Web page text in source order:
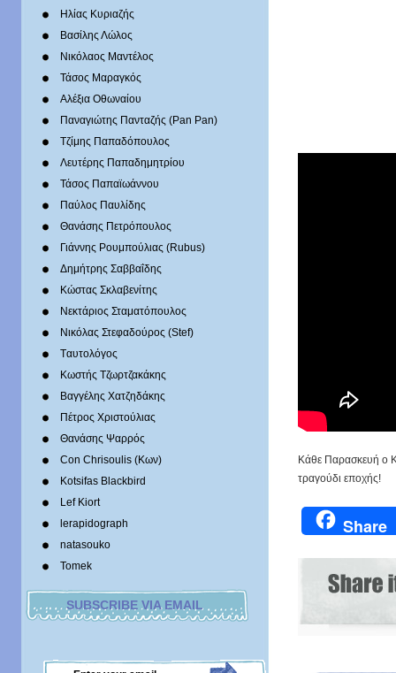
Ηλίας Κυριαζής
Βασίλης Λώλος
Νικόλαος Μαντέλος
Τάσος Μαραγκός
Αλέξια Οθωναίου
Παναγιώτης Πανταζής (Pan Pan)
Τζίμης Παπαδόπουλος
Λευτέρης Παπαδημητρίου
Τάσος Παπαϊωάννου
Παύλος Παυλίδης
Θανάσης Πετρόπουλος
Γιάννης Ρουμπούλιας (Rubus)
Δημήτρης Σαββαΐδης
Κώστας Σκλαβενίτης
Νεκτάριος Σταματόπουλος
Νικόλας Στεφαδούρος (Stef)
Tαυτολόγος
Κωστής Τζωρτζακάκης
Βαγγέλης Χατζηδάκης
Πέτρος Χριστούλιας
Θανάσης Ψαρρός
Con Chrisoulis (Κων)
Kotsifas Blackbird
Lef Kiort
lerapidograph
natasouko
Tomek
SUBSCRIBE VIA EMAIL
Kάθε Παρασκευή ο
τραγούδι εποχής!
Share